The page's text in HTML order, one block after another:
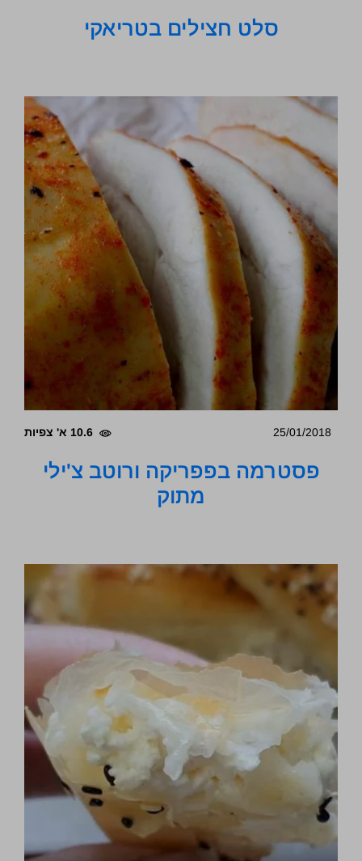
סלט חצילים בטריאקי
25/01/2018 10.6 א' צפיות
פסטרמה בפפריקה ורוטב צ'ילי
מתוק